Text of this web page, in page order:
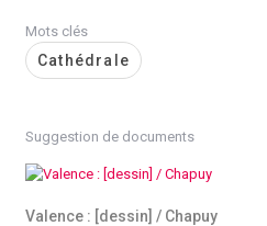
Mots clés
Cathédrale
Suggestion de documents
Valence : [dessin] / Chapuy